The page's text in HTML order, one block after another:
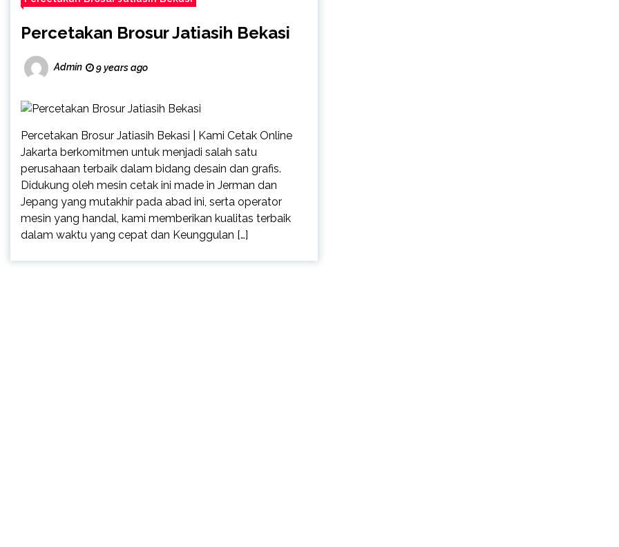
Percetakan Brosur Jatiasih Bekasi
Admin 9 years ago
Percetakan Brosur Jatiasih Bekasi | Kami Cetak Online
Jakarta berkomitmen untuk menjadi salah satu
perusahaan terbaik dalam bidang desain dan grafis.
Didukung oleh mesin cetak ini made in Jerman dan
Jepang yang mutakhir pada abad ini, serta operator
mesin yang handal, kami memberikan kualitas terbaik
dalam waktu yang cepat dan Keunggulan […]